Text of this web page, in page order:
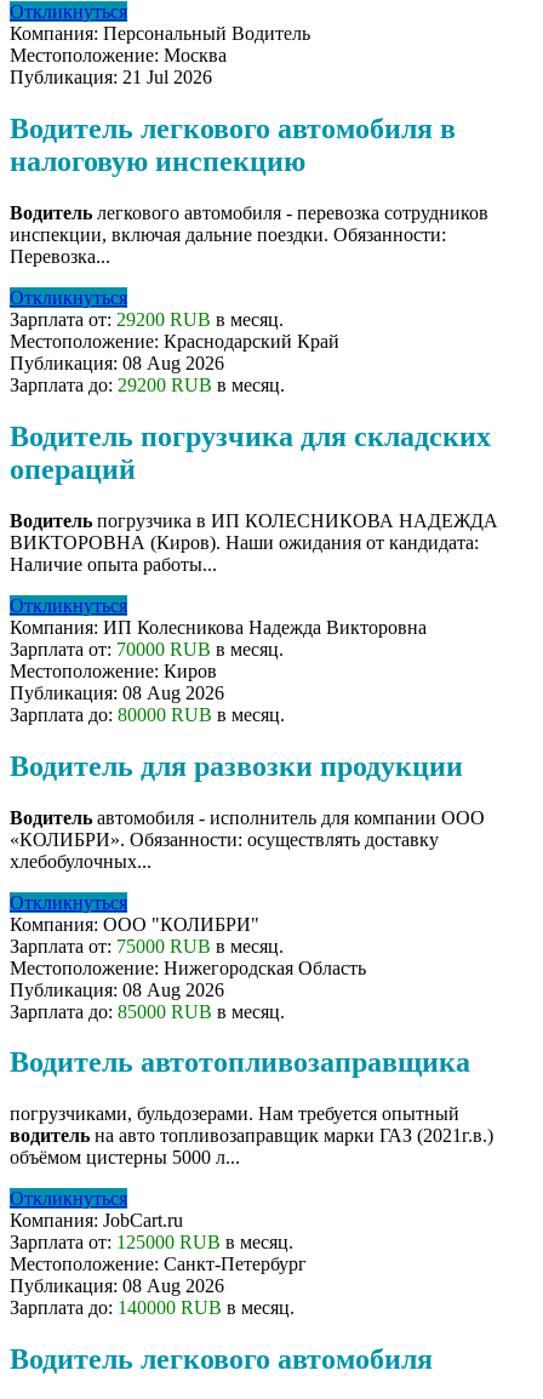
Откликнуться
Компания: Персональный Водитель
Местоположение: Москва
Публикация: 21 Jul 2026
Водитель легкового автомобиля в
налоговую инспекцию
Водитель легкового автомобиля - перевозка сотрудников
инспекции, включая дальние поездки. Обязанности:
Перевозка...
Откликнуться
Зарплата от: 29200 RUB в месяц.
Местоположение: Краснодарский Край
Публикация: 08 Aug 2026
Зарплата до: 29200 RUB в месяц.
Водитель погрузчика для складских
операций
Водитель погрузчика в ИП КОЛЕСНИКОВА НАДЕЖДА
ВИКТОРОВНА (Киров). Наши ожидания от кандидата:
Наличие опыта работы...
Откликнуться
Компания: ИП Колесникова Надежда Викторовна
Зарплата от: 70000 RUB в месяц.
Местоположение: Киров
Публикация: 08 Aug 2026
Зарплата до: 80000 RUB в месяц.
Водитель для развозки продукции
Водитель автомобиля - исполнитель для компании ООО
«КОЛИБРИ». Обязанности: осуществлять доставку
хлебобулочных...
Откликнуться
Компания: ООО "КОЛИБРИ"
Зарплата от: 75000 RUB в месяц.
Местоположение: Нижегородская Область
Публикация: 08 Aug 2026
Зарплата до: 85000 RUB в месяц.
Водитель автотопливозаправщика
погрузчиками, бульдозерами. Нам требуется опытный
водитель на авто топливозаправщик марки ГАЗ (2021г.в.)
объёмом цистерны 5000 л...
Откликнуться
Компания: JobCart.ru
Зарплата от: 125000 RUB в месяц.
Местоположение: Санкт-Петербург
Публикация: 08 Aug 2026
Зарплата до: 140000 RUB в месяц.
Водитель легкового автомобиля